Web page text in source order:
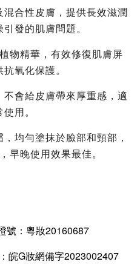
混合性皮膚，提供長效滋潤
發的肌膚問題。
物精華，有效修復肌膚屏
氧化保護。
不會給皮膚帶來厚重感，適
用。
均勻塗抹於臉部和頸部，
早晚使用效果最佳。
號：粵妝20160687
皖G妝網備字2023002407